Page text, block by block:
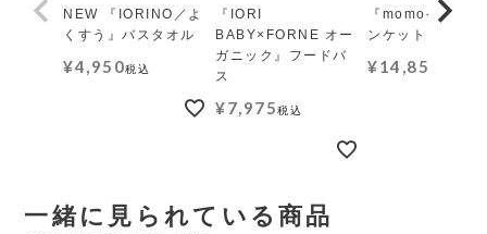
NEW 『IORINO／よ
くすう』バスタオル
¥4,950税込
『IORI
BABY×FORNE オー
ガニック』フードバ
ス
¥7,975税込
『momo-モモ』
ンケット レギュ
¥14,850
一緒に見られている商品